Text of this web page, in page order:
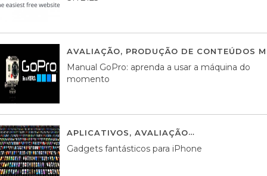
AVALIAÇÃO, PRODUÇÃO DE CONTEÚDOS
Manual GoPro: aprenda a usar a máquina do
momento
APLICATIVOS, AVALIAÇÃO
Gadgets fantásticos para iPhone